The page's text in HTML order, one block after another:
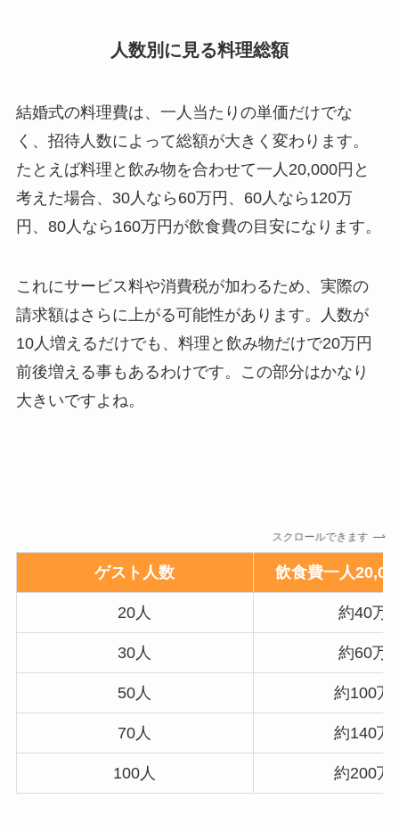
人数別に見る料理総額
結婚式の料理費は、一人当たりの単価だけでな
く、招待人数によって総額が大きく変わります。
たとえば料理と飲み物を合わせて一人20,000円と
考えた場合、30人なら60万円、60人なら120万
円、80人なら160万円が飲食費の目安になります。
これにサービス料や消費税が加わるため、実際の
請求額はさらに上がる可能性があります。人数が
10人増えるだけでも、料理と飲み物だけで20万円
前後増える事もあるわけです。この部分はかなり
大きいですよね。
スクロールできます
ゲスト人数 飲食費一人
20人 約40万
30人 約60万
50人 約100万
70人 約140万
100人 約200万